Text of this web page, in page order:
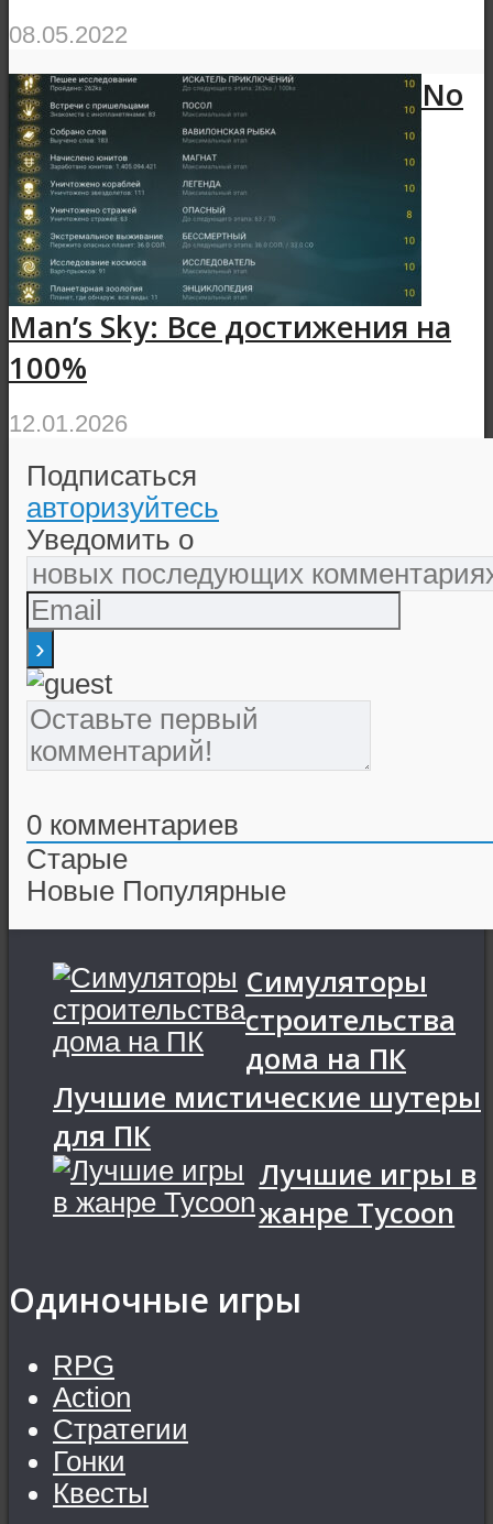
08.05.2022
No
Man’s Sky: Все достижения на
100%
12.01.2026
Подписаться
авторизуйтесь
Уведомить о
0 комментариев
Старые
Новые Популярные
Симуляторы
строительства
дома на ПК
Лучшие мистические шутеры
для ПК
Лучшие игры в
жанре Tycoon
Одиночные игры
RPG
Action
Стратегии
Гонки
Квесты